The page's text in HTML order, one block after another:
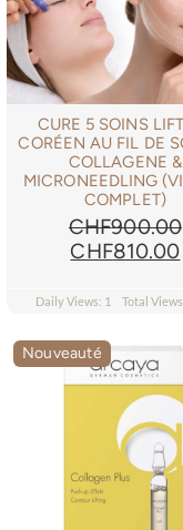
CURE 5 SOINS
CORÉEN AU FIL DE
COLLAGENE &
MICRONEEDLING
COMPLET)
CHF900.00
Le
initial
CHF900.00.
CHF810.00
Daily Views: 1 Total
Nouveauté